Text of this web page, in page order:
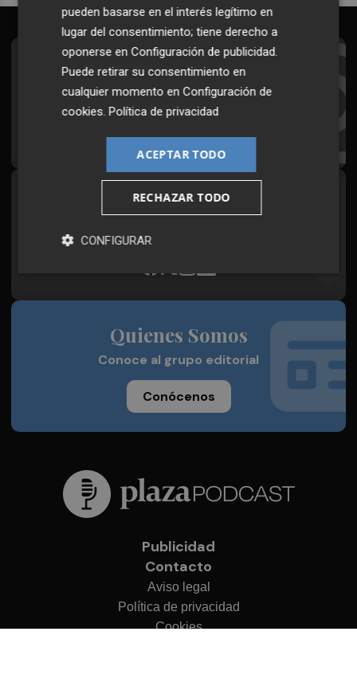
Suscríbete al Boletín
Todos los días a primera hora en tu email
¡Quiero suscribirme!
Síguenos en redes
Quienes Somos
Conoce al grupo editorial
Conócenos
Publicidad
Contacto
Aviso legal
Política de privacidad
Cookies
pueden basarse en el interés legítimo en
lugar del consentimiento; tiene derecho a
oponerse enConfiguración de publicidad
Puede retirar su consentimiento en
cualquier momento enConfiguración de
cookies .Política de privacidad
ACEPTAR TODO
RECHAZAR TODO
CONFIGURAR